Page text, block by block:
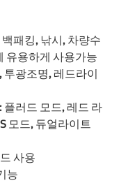
패킹, 낚시, 차량수
유용하게 사용가능
투광조명, 레드라이
플러드 모드, 레드 라
모드, 듀얼라이트
사용
능